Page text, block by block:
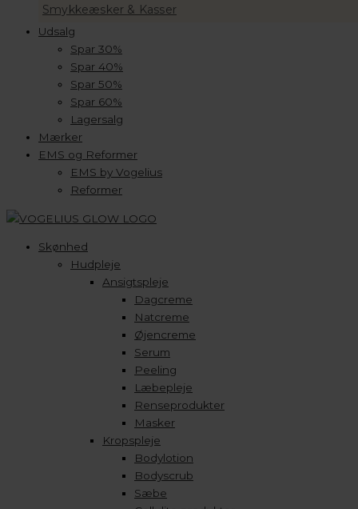
Smykkeæsker & Kasser
Udsalg
Spar 30%
Spar 40%
Spar 50%
Spar 60%
Lagersalg
Mærker
EMS og Reformer
EMS by Vogelius
Reformer
Skønhed
Hudpleje
Ansigtspleje
Dagcreme
Natcreme
Øjencreme
Serum
Peeling
Læbepleje
Renseprodukter
Masker
Kropspleje
Bodylotion
Bodyscrub
Sæbe